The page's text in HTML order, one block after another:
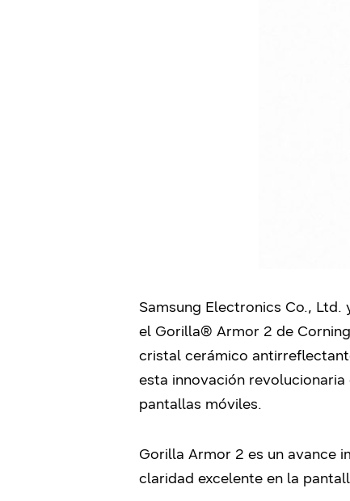
Samsung Electronics Co., Ltd.
el Gorilla® Armor 2 de
cristal cerámico
esta innovación
pantallas móviles.
Gorilla Armor 2 es un avance
claridad excelente en la